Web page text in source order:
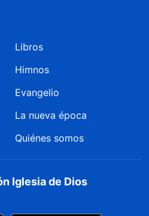
Libros
Himnos
Evangelio
La nueva época
Quiénes somos
Iglesia de Dios